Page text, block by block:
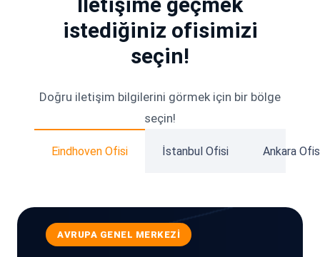
istediğiniz ofisimizi
seçin!
Doğru iletişim bilgilerini görmek için bir bölge
seçin!
Eindhoven Ofisi İstanbul Ofisi Ankara
AVRUPA GENEL MERKEZI